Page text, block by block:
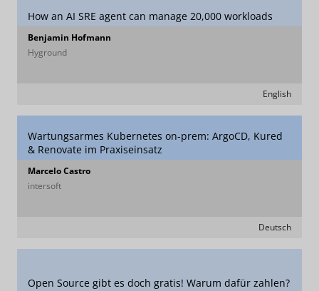
How an AI SRE agent can manage 20,000 workloads
Benjamin Hofmann
Hyground
English
Wartungsarmes Kubernetes on-prem: ArgoCD, Kured
& Renovate im Praxiseinsatz
Marcelo Castro
intersoft
Deutsch
Open Source gibt es doch gratis! Warum dafür zahlen?